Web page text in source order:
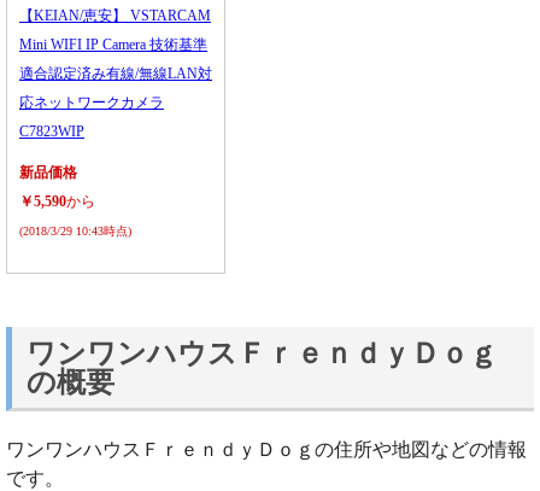
【KEIAN/恵安】 VSTARCAM
Mini WIFI IP Camera 技術基準
適合認定済み有線/無線LAN対
応ネットワークカメラ
C7823WIP
新品価格
￥5,590から
(2018/3/29 10:43時点)
ワンワンハウスＦｒｅｎｄｙＤｏｇ
の概要
ワンワンハウスＦｒｅｎｄｙＤｏｇの住所や地図などの情報
です。